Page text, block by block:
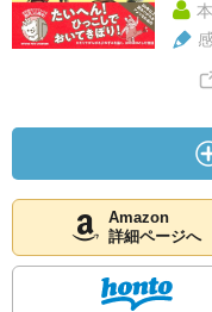
Amazon
詳細ページへ